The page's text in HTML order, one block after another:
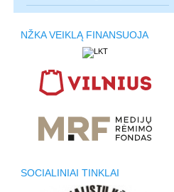
NŽKA VEIKLĄ FINANSUOJA
SOCIALINIAI TINKLAI